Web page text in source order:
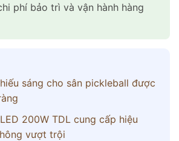
phí bảo trì và vận hành hàng
sáng cho sân pickleball được
200W TDL cung cấp hiệu
vượt trội